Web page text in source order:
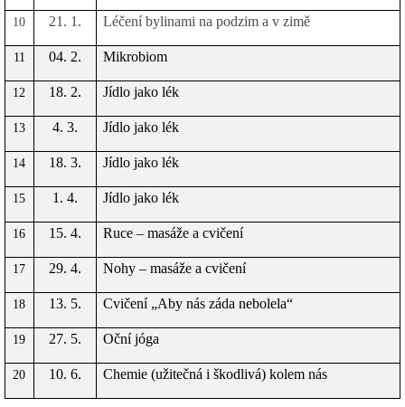
10 21. 1. Léčení bylinami na podzim a v zimě
11 04. 2. Mikrobiom
12 18. 2. Jídlo jako lék
13 4. 3. Jídlo jako lék
14 18. 3. Jídlo jako lék
15 1. 4. Jídlo jako lék
16 15. 4. Ruce – masáže a cvičení
17 29. 4. Nohy – masáže a cvičení
18 13. 5. Cvičení „Aby nás záda nebolela“
19 27. 5. Oční jóga
20 10. 6. Chemie (užitečná i škodlivá) kolem nás